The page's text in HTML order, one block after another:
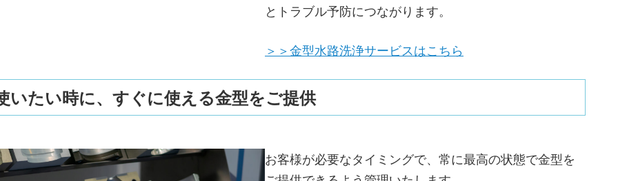
とトラブル予防につながります。
＞＞金型水路洗浄サービスはこちら
いたい時に、すぐに使える金型をご提供
お客様が必要なタイミングで、常に最高の状態で金型を